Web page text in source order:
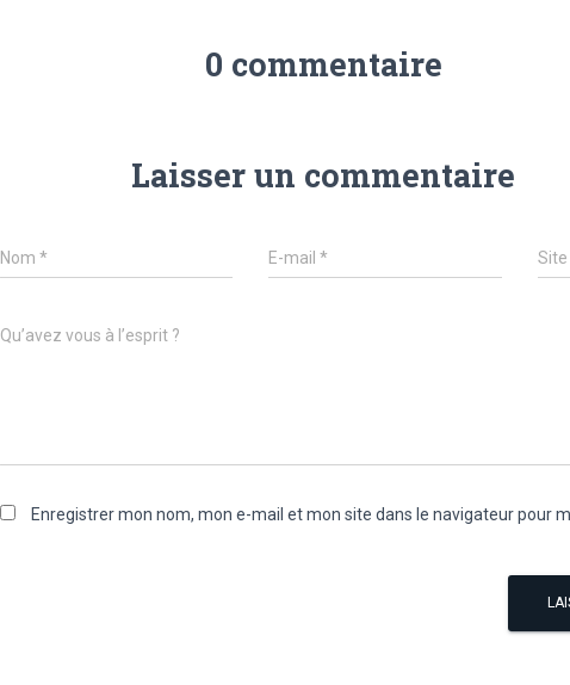
0 commentaire
Laisser un commentaire
Nom * E-mail*
Qu’avez vous à l’esprit ?
Enregistrer mon nom, mon e-mail et mon site dans le navigateur pour